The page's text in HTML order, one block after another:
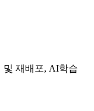
재배포, AI학습